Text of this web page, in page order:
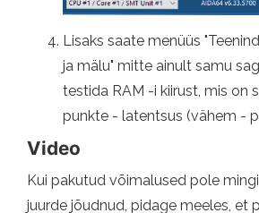
Lisaks saate menüüs
ja mälu" mitte ainult samu
testida RAM -i kiirust, mis on
punkte - latentsus (vähem -
Video
Kui pakutud võimalused pole
juurde jõudnud, pidage meeles, et